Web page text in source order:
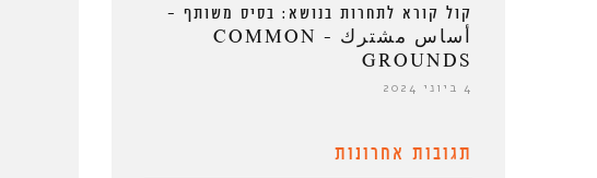
קול קורא לתחרות בנושא: בסיס משותף –
أساس مشترك – COMMON
GROUNDS
4 ביוני 2024
תגובות אחרונות